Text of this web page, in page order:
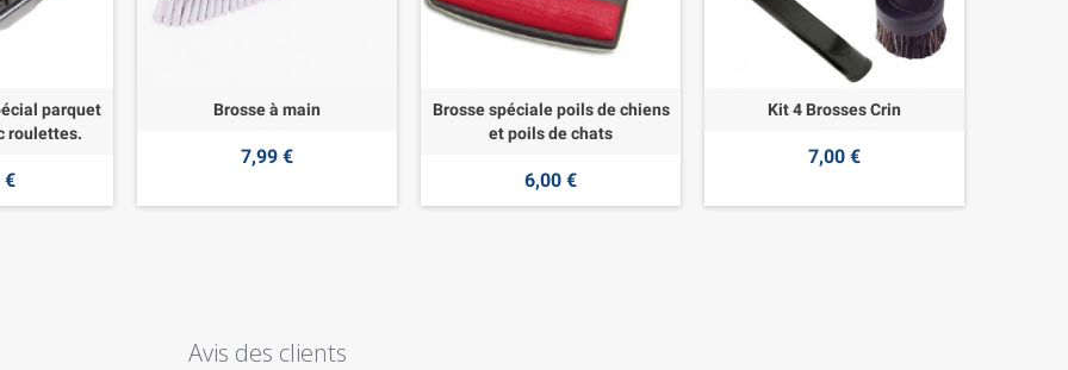
parquet
roulettes.
€
Brosse à main
7,99 €
Brosse spéciale poils de chiens
et poils de chats
6,00 €
Kit 4 Brosses Crin
7,00 €
Avis des clients